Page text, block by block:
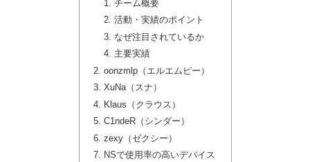
チーム概要
活動・実績のポイント
なぜ注目されているか
主要実績
oonzmlp（エルエムピー）
XuNa（スナ）
Klaus（クラウス）
C1ndeR（シンダー）
zexy（ゼクシー）
NSで使用率の高いデバイス